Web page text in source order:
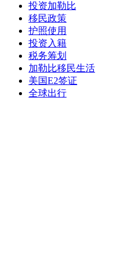
投资加勒比
移民政策
护照使用
投资入籍
税务筹划
加勒比移民生活
美国E2签证
全球出行